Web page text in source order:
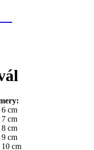
cm
cm
cm
cm
cm